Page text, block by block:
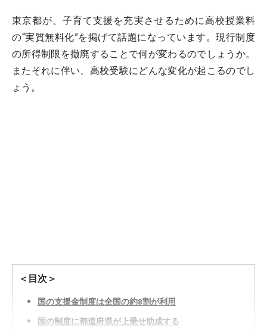
東京都が、子育て支援を充実させるために高校授業料
の“実質無料化”を掲げて話題になっています。現行制度
の所得制限を撤廃することで何が変わるのでしょうか。
またそれに伴い、高校受験にどんな変化が起こるのでし
ょう。
＜目次＞
国の支援金制度は全国の約8割が利用
国の制度に都道府県が上乗せ助成する